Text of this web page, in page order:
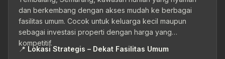
dan berkembang dengan akses mudah ke berbagai
fasilitas umum. Cocok untuk keluarga kecil maupun
sebagai investasi properti dengan harga yang
kompetitif.
📍 Lokasi Strategis – Dekat Fasilitas Umum